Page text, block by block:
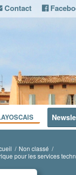
Contact
/ Non classé /
pour les services